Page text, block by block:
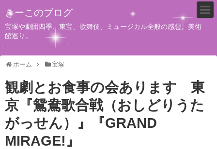
きーこのブログ
宝塚や劇団四季、東宝、歌舞伎、ミュージカル全般の感想。美術
館巡り。
ホーム 宝塚
観劇とお食事の会あります 東
京『鴛鴦歌合戦（おしどりうた
がっせん）』『GRAND
MIRAGE!』